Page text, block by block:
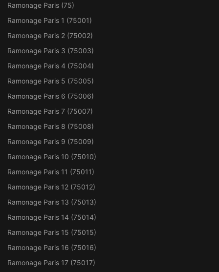
Ramonage Paris (75)
Ramonage Paris 1 (75001)
Ramonage Paris 2 (75002)
Ramonage Paris 3 (75003)
Ramonage Paris 4 (75004)
Ramonage Paris 5 (75005)
Ramonage Paris 6 (75006)
Ramonage Paris 7 (75007)
Ramonage Paris 8 (75008)
Ramonage Paris 9 (75009)
Ramonage Paris 10 (75010)
Ramonage Paris 11 (75011)
Ramonage Paris 12 (75012)
Ramonage Paris 13 (75013)
Ramonage Paris 14 (75014)
Ramonage Paris 15 (75015)
Ramonage Paris 16 (75016)
Ramonage Paris 17 (75017)